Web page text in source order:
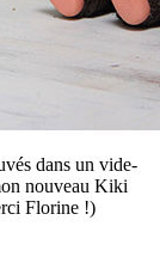
dans un vide-
nouveau Kiki
Florine !)